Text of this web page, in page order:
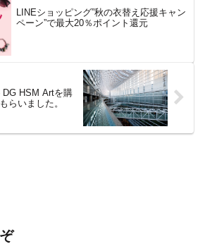
LINEショッピング”秋の衣替え応援キャン
ペーン”で最大20％ポイント還元
HSM Artを購
らいました。